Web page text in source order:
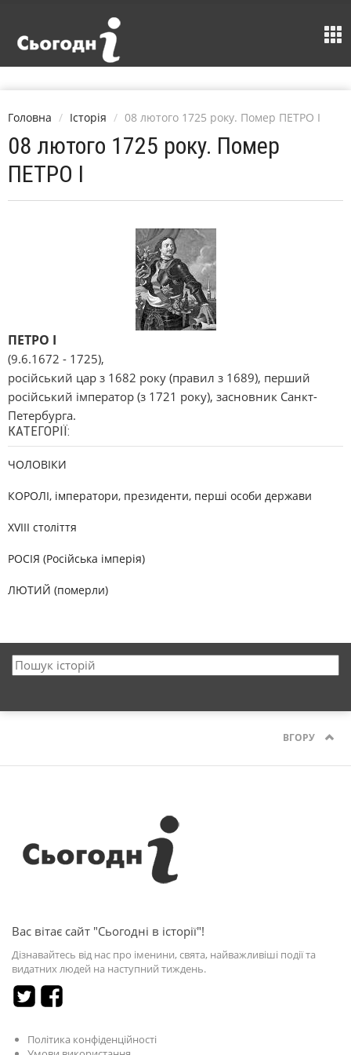
Головна Історія 08 лютого 1725 року. Помер ПЕТРО I
08 лютого 1725 року. Помер
ПЕТРО I
ПЕТРО I
(9.6.1672 - 1725),
російський цар з 1682 року (правил з 1689), перший
російський імператор (з 1721 року), засновник Санкт-
Петербурга.
КАТЕГОРІЇ:
ЧОЛОВІКИ
КОРОЛІ, імператори, президенти, перші особи держави
XVIII століття
РОСІЯ (Російська імперія)
ЛЮТИЙ (померли)
ВГОРУ
Вас вітає сайт "Сьогодні в історії"!
Дізнавайтесь від нас про іменини, свята, найважливіші події та
видатних людей на наступний тиждень.
Політика конфіденційності